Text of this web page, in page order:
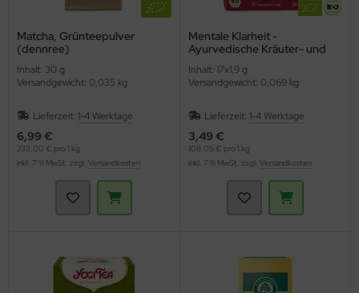
Matcha, Grünteepulver
(dennree)
Inhalt: 30 g
Versandgewicht: 0,035 kg
Lieferzeit: 1-4 Werktage
6,99 €
233,00 € pro 1 kg
inkl. 7 % MwSt. zzgl. Versandkosten
Mentale Klarheit -
Ayurvedische Kräuter- und
TEA)
Inhalt: 17x1,9 g
Versandgewicht: 0,069 kg
Lieferzeit: 1-4 Werktage
3,49 €
108,05 € pro 1 kg
inkl. 7 % MwSt. zzgl. Versandkosten